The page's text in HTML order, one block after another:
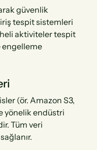
güvenlik
tespit sistemleri
aktiviteler tespit
(ör. Amazon S3,
yönelik endüstri
Tüm veri